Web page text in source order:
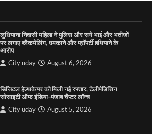
शुरुआत की
City uday September 5, 2025
लुधियाना निवासी महिला ने पुलिस और सगे भाई और भतीजों
पर लगाए ब्लैकमेलिंग, धमकाने और प्रॉपर्टी हथियाने के
आरोप
City uday August 6, 2026
डिजिटल हेल्थकेयर को मिली नई रफ्तार, टेलीमेडिसिन
सोसाइटी ऑफ इंडिया–पंजाब चैप्टर लॉन्च
City uday August 5, 2026